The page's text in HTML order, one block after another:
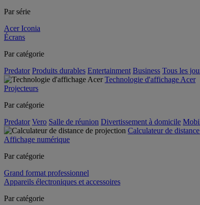
Par série
Acer Iconia
Écrans
Par catégorie
Predator Produits durables Entertainment Business Tous les
Technologie d'affichage Acer
Projecteurs
Par catégorie
Predator Vero Salle de réunion Divertissement à domicile
Calculateur de
Affichage numérique
Par catégorie
Grand format professionnel
Appareils électroniques et accessoires
Par catégorie